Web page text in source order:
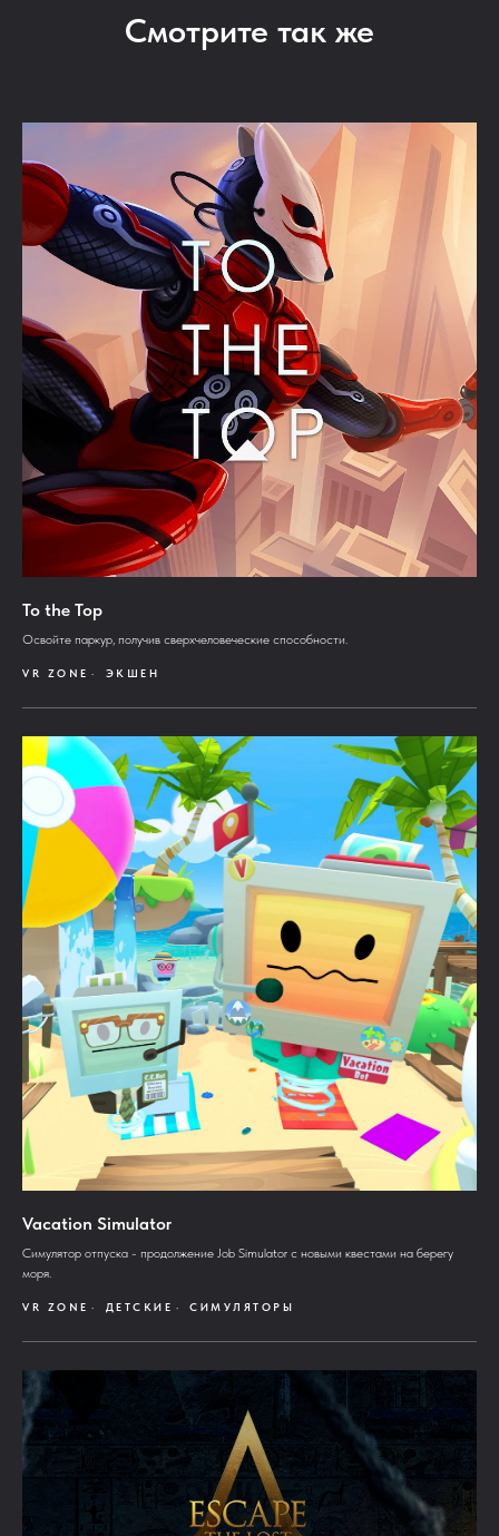
Смотрите так же
To the Top
Освойте паркур, получив сверхчеловеческие способности.
VR ZONE ЭКШЕН
Vacation Simulator
Симулятор отпуска - продолжение Job Simulator с новыми квестами на берегу
моря.
VR ZONE ДЕТСКИЕ СИМУЛЯТОРЫ